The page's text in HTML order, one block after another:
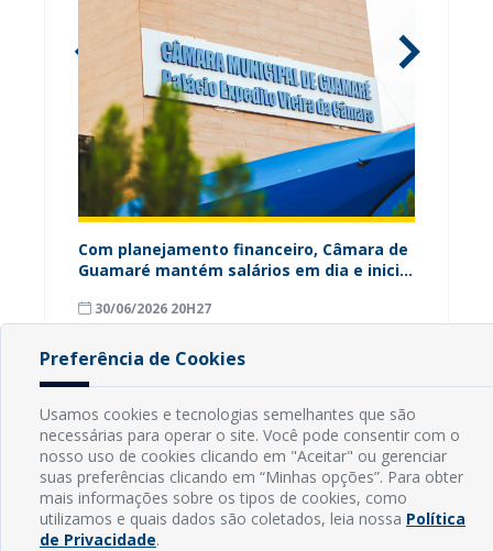
Câmara e Secretaria de Pesca celebram a
contribuição histórica dos pescadores
18/06/2026 17H57
INFORMAÇÕES
Endereço: Rua Capitão Vicente de Brito, S/N - Centro
CEP: 59598-000 - Guamaré - RN
Preferência de Cookies
Usamos cookies e tecnologias semelhantes que são
necessárias para operar o site. Você pode consentir com o
nosso uso de cookies clicando em "Aceitar" ou gerenciar
suas preferências clicando em “Minhas opções”. Para obter
mais informações sobre os tipos de cookies, como
utilizamos e quais dados são coletados, leia nossa Política
de Privacidade.